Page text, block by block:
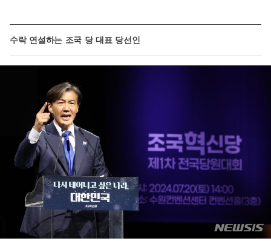
수락 연설하는 조국 당 대표 당선인